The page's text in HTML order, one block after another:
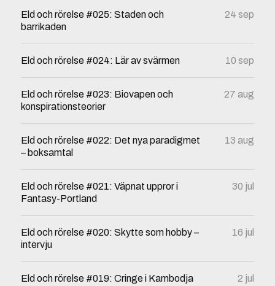
Eld och rörelse #025: Staden och
barrikaden
24 sep
Eld och rörelse #024: Lär av svärmen 10 sep
Eld och rörelse #023: Biovapen och
konspirationsteorier
27 aug
Eld och rörelse #022: Det nya paradigmet
– boksamtal
13 aug
Eld och rörelse #021: Väpnat uppror i
Fantasy-Portland
30 jul
Eld och rörelse #020: Skytte som hobby –
intervju
16 jul
Eld och rörelse #019: Cringe i Kambodja 2 jul